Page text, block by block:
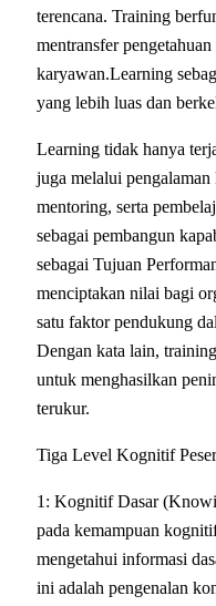
terencana. Training
mentransfer
karyawan.Learning
yang lebih luas dan
Learning tidak hanya
juga melalui
mentoring, serta
sebagai pembangun
sebagai Tujuan
menciptakan nilai bagi
satu faktor pendukung
Dengan kata lain,
untuk menghasilkan
terukur.
Tiga Level Kognitif
1: Kognitif Dasar
pada kemampuan
mengetahui informasi
ini adalah pengenalan